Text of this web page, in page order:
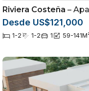
Riviera Costeña –
Desde US$121,000
1-2 1-2 1 59-141